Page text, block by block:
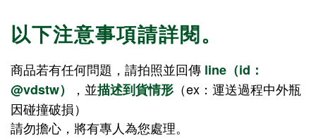
以下注意事項請詳閱。
商品若有任何問題，請拍照並回傳 line（id：
@vdstw）
，並描述到貨情形 （ex：運送過程中外瓶
因碰撞破損）
請勿擔心，將有專人為您處理。